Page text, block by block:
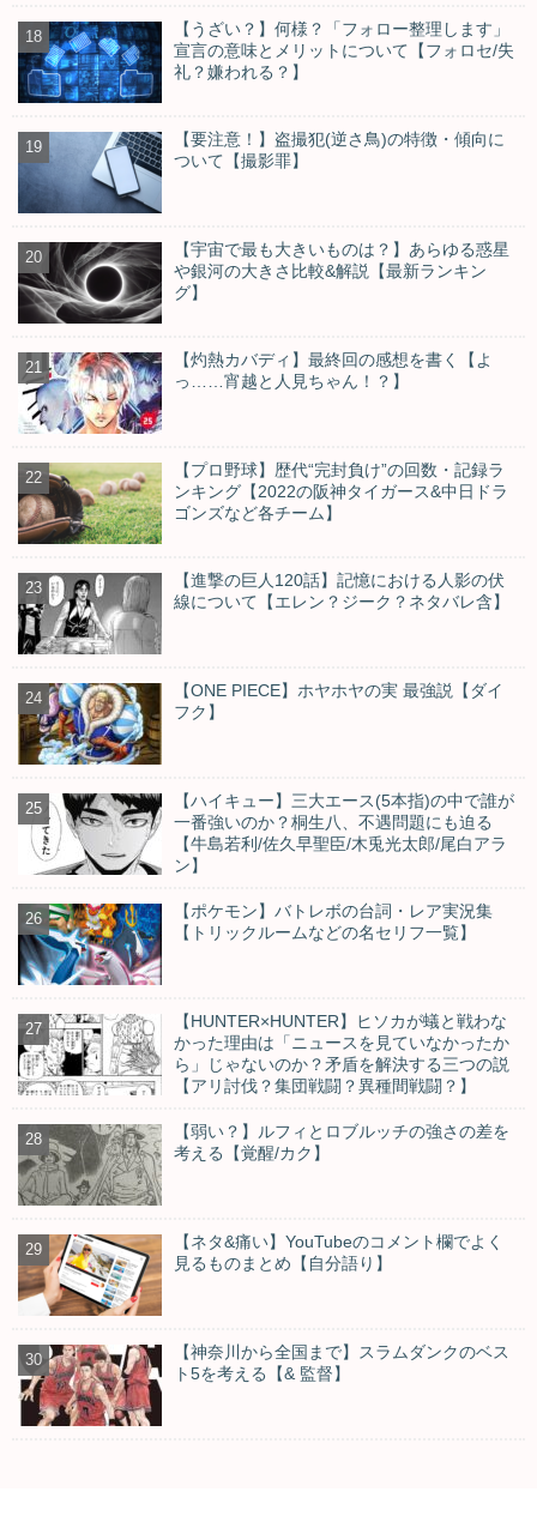
【うざい？】何様？「フォロー整理します」
宣言の意味とメリットについて【フォロセ/失
礼？嫌われる？】
【要注意！】盗撮犯(逆さ鳥)の特徴・傾向に
ついて【撮影罪】
【宇宙で最も大きいものは？】あらゆる惑星
や銀河の大きさ比較&解説【最新ランキン
グ】
【灼熱カバディ】最終回の感想を書く【よ
っ……宵越と人見ちゃん！？】
【プロ野球】歴代“完封負け”の回数・記録ラ
ンキング【2022の阪神タイガース&中日ドラ
ゴンズなど各チーム】
【進撃の巨人120話】記憶における人影の伏
線について【エレン？ジーク？ネタバレ含】
【ONE PIECE】ホヤホヤの実 最強説【ダイ
フク】
【ハイキュー】三大エース(5本指)の中で誰が
一番強いのか？桐生八、不遇問題にも迫る
【牛島若利/佐久早聖臣/木兎光太郎/尾白アラ
ン】
【ポケモン】バトレボの台詞・レア実況集
【トリックルームなどの名セリフ一覧】
【HUNTER×HUNTER】ヒソカが蟻と戦わな
かった理由は「ニュースを見ていなかったか
ら」じゃないのか？矛盾を解決する三つの説
【アリ討伐？集団戦闘？異種間戦闘？】
【弱い？】ルフィとロブルッチの強さの差を
考える【覚醒/カク】
【ネタ&痛い】YouTubeのコメント欄でよく
見るものまとめ【自分語り】
【神奈川から全国まで】スラムダンクのベス
ト5を考える【& 監督】